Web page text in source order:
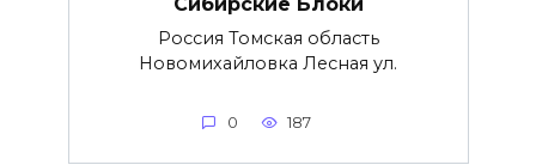
Россия Томская область
Новомихайловка Лесная ул.
0 187